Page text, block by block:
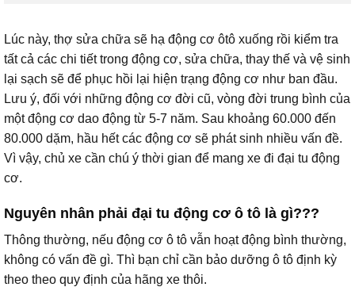
Lúc này, thợ sửa chữa sẽ hạ động cơ ôtô xuống rồi kiểm tra
tất cả các chi tiết trong động cơ, sửa chữa, thay thế và vệ sinh
lại sạch sẽ để phục hồi lại hiện trạng động cơ như ban đầu.
Lưu ý, đối với những động cơ đời cũ, vòng đời trung bình của
một động cơ dao động từ 5-7 năm. Sau khoảng 60.000 đến
80.000 dặm, hầu hết các động cơ sẽ phát sinh nhiều vấn đề.
Vì vậy, chủ xe cần chú ý thời gian để mang xe đi đại tu động
cơ.
Nguyên nhân phải đại tu động cơ ô tô là gì???
Thông thường, nếu động cơ ô tô vẫn hoạt động bình thường,
không có vấn đề gì. Thì bạn chỉ cần bảo dưỡng ô tô định kỳ
theo theo quy định của hãng xe thôi.